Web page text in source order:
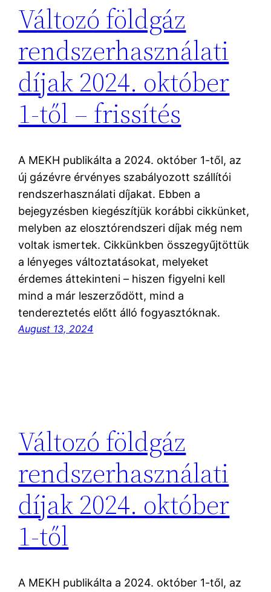
Változó földgáz
rendszerhasználati
díjak 2024. október
1-től – frissítés
A MEKH publikálta a 2024. október 1-től, az
új gázévre érvényes szabályozott szállítói
rendszerhasználati díjakat. Ebben a
bejegyzésben kiegészítjük korábbi cikkünket,
melyben az elosztórendszeri díjak még nem
voltak ismertek. Cikkünkben összegyűjtöttük
a lényeges változtatásokat, melyeket
érdemes áttekinteni – hiszen figyelni kell
mind a már leszerződött, mind a
tendereztetés előtt álló fogyasztóknak.
August 13, 2024
Változó földgáz
rendszerhasználati
díjak 2024. október
1-től
A MEKH publikálta a 2024. október 1-től, az